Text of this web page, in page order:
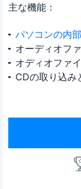
主な機能：
パソコンの内
オーディオフ
オディオファ
CDの取り込み